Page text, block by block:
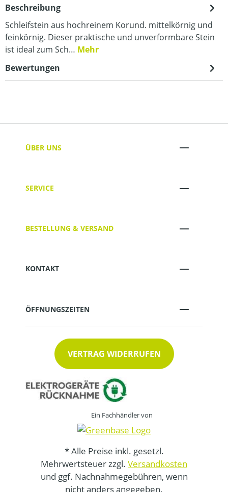
Beschreibung
Schleifstein aus hochreinem Korund. mittelkörnig und
feinkörnig. Dieser praktische und unverformbare Stein
ist ideal zum Sch… Mehr
Bewertungen
ÜBER UNS
SERVICE
BESTELLUNG & VERSAND
KONTAKT
ÖFFNUNGSZEITEN
VERTRAG WIDERRUFEN
Ein Fachhändler von
* Alle Preise inkl. gesetzl.
Mehrwertsteuer zzgl. Versandkosten
und ggf. Nachnahmegebühren, wenn
nicht anders angegeben.